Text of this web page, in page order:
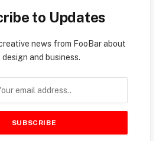
to Updates
news from FooBar about
design and business.